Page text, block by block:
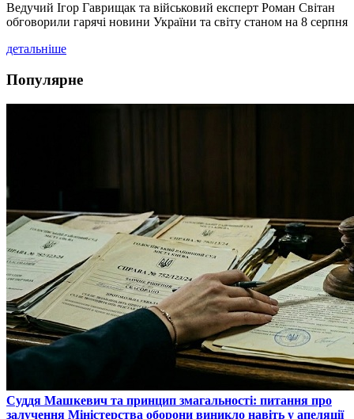
Ведучий Ігор Гаврищак та військовий експерт Роман Світан
обговорили гарячі новини України та світу станом на 8 серпня
детальніше
Популярне
​Суддя Машкевич та принцип змагальності: питання про
залучення Міністерства оборони виникло навіть у апеляції